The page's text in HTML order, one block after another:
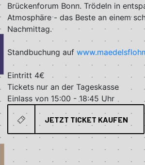
Brückenforum Bonn. Trödeln in
Atmosphäre - das Beste an einem
Nachmittag.
Standbuchung auf
Eintritt 4€
Tickets nur an der Tageskasse
Einlass von 15:00 - 18:45 Uhr
JETZT TICKET KAUFEN